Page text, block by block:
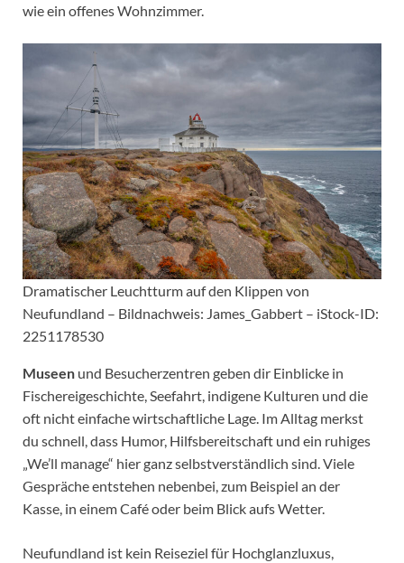
wie ein offenes Wohnzimmer.
Dramatischer Leuchtturm auf den Klippen von
Neufundland – Bildnachweis: James_Gabbert – iStock-ID:
2251178530
Museen und Besucherzentren geben dir Einblicke in
Fischereigeschichte, Seefahrt, indigene Kulturen und die
oft nicht einfache wirtschaftliche Lage. Im Alltag merkst
du schnell, dass Humor, Hilfsbereitschaft und ein ruhiges
„We’ll manage“ hier ganz selbstverständlich sind. Viele
Gespräche entstehen nebenbei, zum Beispiel an der
Kasse, in einem Café oder beim Blick aufs Wetter.
Neufundland ist kein Reiseziel für Hochglanzluxus,